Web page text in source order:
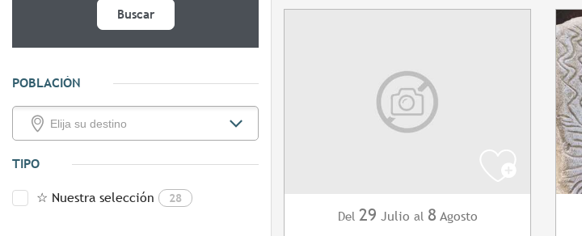
Buscar
POBLACIÓN
TIPO
☆ Nuestra selección 28
Del 29 Julio al 8 Agosto